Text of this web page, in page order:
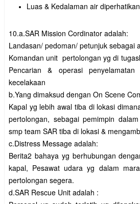
Luas & Kedalaman air diperhatikan
10.a.SAR Mission Cordinator adalah:
Landasan/ pedoman/ petunjuk sebagai
Komandan unit pertolongan yg di
Pencarian & operasi
kecelakaan
b.Yang dimaksud dengan On Scene
Kapal yg lebih awal tiba di lokasi
pertolongan, sebagai pemimpin
smp team SAR tiba di lokasi &
c.Distress Message adalah:
Berita2 bahaya yg berhubungan
kapal, Pesawat udara yg dalam
pertolongan segera.
d.SAR Rescue Unit adalah :